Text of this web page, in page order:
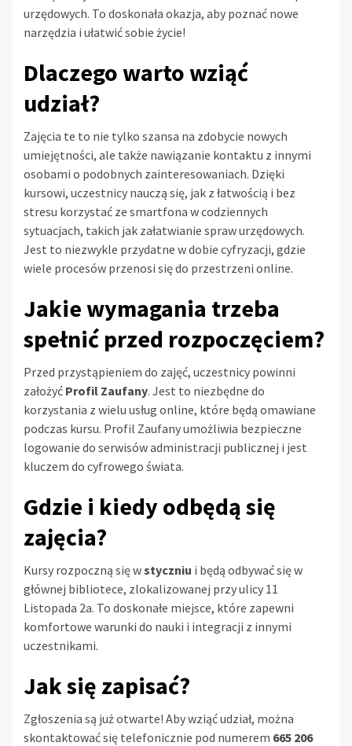
urzędowych. To doskonała okazja, aby poznać nowe
narzędzia i ułatwić sobie życie!
Dlaczego warto wziąć
udział?
Zajęcia te to nie tylko szansa na zdobycie nowych
umiejętności, ale także nawiązanie kontaktu z innymi
osobami o podobnych zainteresowaniach. Dzięki
kursowi, uczestnicy nauczą się, jak z łatwością i bez
stresu korzystać ze smartfona w codziennych
sytuacjach, takich jak załatwianie spraw urzędowych.
Jest to niezwykle przydatne w dobie cyfryzacji, gdzie
wiele procesów przenosi się do przestrzeni online.
Jakie wymagania trzeba
spełnić przed rozpoczęciem?
Przed przystąpieniem do zajęć, uczestnicy powinni
założyć Profil Zaufany. Jest to niezbędne do
korzystania z wielu usług online, które będą omawiane
podczas kursu. Profil Zaufany umożliwia bezpieczne
logowanie do serwisów administracji publicznej i jest
kluczem do cyfrowego świata.
Gdzie i kiedy odbędą się
zajęcia?
Kursy rozpoczną się wstyczniu i będą odbywać się w
głównej bibliotece, zlokalizowanej przy ulicy 11
Listopada 2a. To doskonałe miejsce, które zapewni
komfortowe warunki do nauki i integracji z innymi
uczestnikami.
Jak się zapisać?
Zgłoszenia są już otwarte! Aby wziąć udział, można
skontaktować się telefonicznie pod numerem 665 206